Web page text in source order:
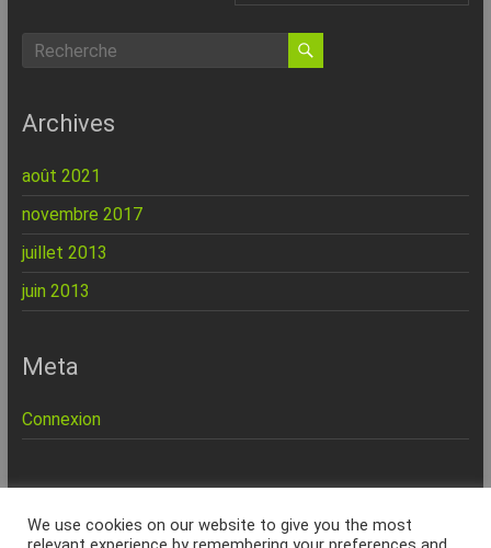
Archives
août 2021
novembre 2017
juillet 2013
juin 2013
Meta
Connexion
Marseille
We use cookies on our website to give you the most